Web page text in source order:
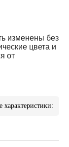
изменены без
цвета и
от